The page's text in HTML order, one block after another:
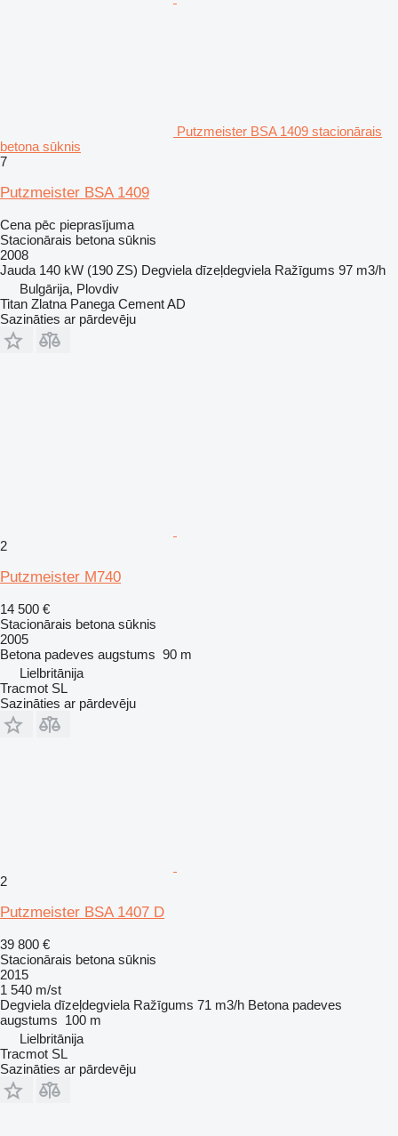
Putzmeister BSA 1409 stacionārais
betona sūknis
7
Putzmeister BSA 1409
Cena pēc pieprasījuma
Stacionārais betona sūknis
2008
Jauda 140 kW (190 ZS) Degviela dīzeļdegviela Ražīgums 97 m3/h
Bulgārija, Plovdiv
Titan Zlatna Panega Cement AD
Sazināties ar pārdevēju
2
Putzmeister M740
14 500 €
Stacionārais betona sūknis
2005
Betona padeves augstums 90 m
Lielbritānija
Tracmot SL
Sazināties ar pārdevēju
2
Putzmeister BSA 1407 D
39 800 €
Stacionārais betona sūknis
2015
1 540 m/st
Degviela dīzeļdegviela Ražīgums 71 m3/h Betona padeves
augstums 100 m
Lielbritānija
Tracmot SL
Sazināties ar pārdevēju